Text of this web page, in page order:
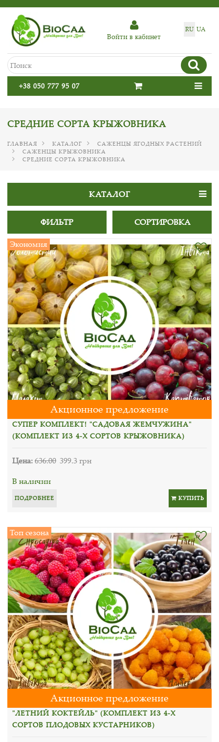
RU UA
Войти в кабинет
+38 050 777 95 07
СРЕДНИЕ СОРТА КРЫЖОВНИКА
ГЛАВНАЯ КАТАЛОГ
САЖЕНЦЫ ЯГОДНЫХ РАСТЕНИЙ
САЖЕНЦЫ КРЫЖОВНИКА
СРЕДНИЕ СОРТА КРЫЖОВНИКА
КАТАЛОГ
ФИЛЬТР СОРТИРОВКА
Экономия
Акционное предложение
СУПЕР КОМПЛЕКТ! "САДОВАЯ ЖЕМЧУЖИНА"
(КОМПЛЕКТ ИЗ 4-Х СОРТОВ КРЫЖОВНИКА)
Цена:636.00 399.3 грн
В наличии
ПОДРОБНЕЕ КУПИТЬ
Топ сезона
Акционное предложение
"ЛЕТНИЙ КОКТЕЙЛЬ" (КОМПЛЕКТ ИЗ 4-Х
СОРТОВ ПЛОДОВЫХ КУСТАРНИКОВ)